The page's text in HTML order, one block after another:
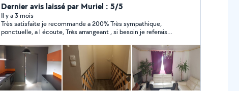
concernent la pose de revêtements de sols et de
murs, la mise en peinture de vos murs intérieurs ou le
ravalement de façade ? SG peinture BKdeco est la
pour vous ! M le Bras, artisan peintre expérimenté,
SGPEINTURE vous propose des prestations de qualité
en accord avec vos envies et vos besoins. Que cela
soit en intérieur ou en extérieur, SGPEINTURE s'engage
à la réalisation de vos projets en vous proposant divers
services : Travaux de peinture intérieure et de
Dernier avis laissé par Muriel : 5/5
Il y a 3 mois
Très satisfaite je recommande a 200% Très sympathique,
ponctuelle, a l écoute, Très arrangeant , si besoin je referais